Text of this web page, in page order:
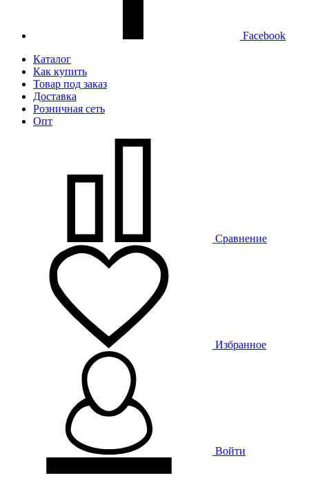
Facebook
Каталог
Как купить
Товар под заказ
Доставка
Розничная сеть
Опт
Сравнение
Избранное
Войти